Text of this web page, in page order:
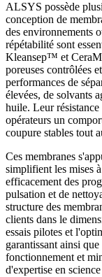
ALSYS possède
conception de
des environnements
répétabilité sont
Kleansep™ et
poreuses contrôlées
performances de
élevées, de solvants
huile. Leur
opérateurs un
coupure stables tout
Ces membranes
simplifient les mises
efficacement des
pulsation et de
structure des
clients dans le
essais pilotes et
garantissant ainsi
fonctionnement et
d'expertise en